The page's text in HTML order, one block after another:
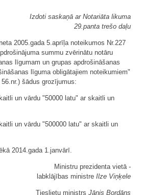
Izdoti saskaņā ar Notariāta likuma
29.panta trešo daļu
2005.gada 5.aprīļa noteikumos Nr.227
summu zvērinātu notāru
līgumam un grupas apdrošināšanas
līguma obligātajiem noteikumiem"
šādus grozījumus:
un vārdu "50000 latu" ar skaitli un
un vārdu "500000 latu" ar skaitli un
2014.gada 1.janvārī.
Ministru prezidenta vietā -
labklājības ministre Ilze Viņķele
Tieslietu ministrs Jānis Bordāns